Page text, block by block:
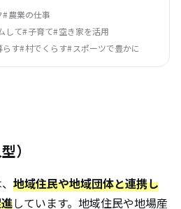
農業の仕事
して 子育て 空き家を活用
らす 村でくらす スポーツで豊かに
）
地域住民や地域団体と連携し
しています。地域住民や地場産